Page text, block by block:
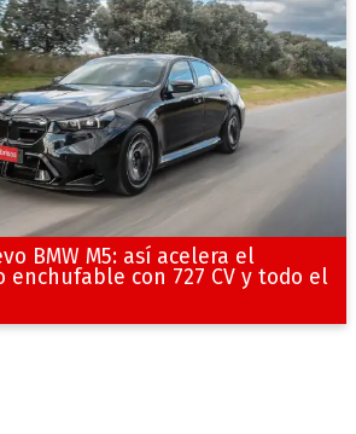
BMW M5: así acelera el
con 727 CV y todo el